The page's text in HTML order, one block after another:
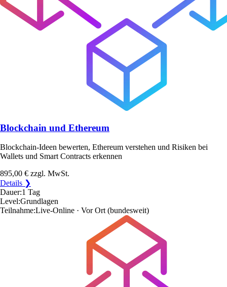
Blockchain und Ethereum
Blockchain-Ideen bewerten, Ethereum verstehen und Risiken bei
Wallets und Smart Contracts erkennen
895,00 € zzgl. MwSt.
Details ❯
Dauer:1 Tag
Level:Grundlagen
Teilnahme:Live-Online · Vor Ort (bundesweit)